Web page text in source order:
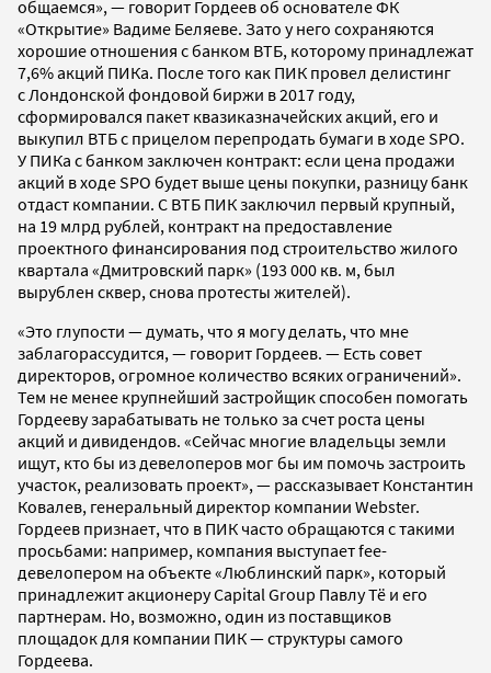
общаемся», — говорит Гордеев об основателе ФК
«Открытие» Вадиме Беляеве. Зато у него сохраняются
хорошие отношения с банком ВТБ, которому принадлежат
7,6% акций ПИКа. После того как ПИК провел делистинг
с Лондонской фондовой биржи в 2017 году,
сформировался пакет квазиказначейских акций, его и
выкупил ВТБ с прицелом перепродать бумаги в ходе SPO.
У ПИКа с банком заключен контракт: если цена продажи
акций в ходе SPO будет выше цены покупки, разницу банк
отдаст компании. С ВТБ ПИК заключил первый крупный,
на 19 млрд рублей, контракт на предоставление
проектного финансирования под строительство жилого
квартала «Дмитровский парк» (193 000 кв. м, был
вырублен сквер, снова протесты жителей).
«Это глупости — думать, что я могу делать, что мне
заблагорассудится, — говорит Гордеев. — Есть совет
директоров, огромное количество всяких ограничений».
Тем не менее крупнейший застройщик способен помогать
Гордееву зарабатывать не только за счет роста цены
акций и дивидендов. «Сейчас многие владельцы земли
ищут, кто бы из девелоперов мог бы им помочь застроить
участок, реализовать проект», — рассказывает Константин
Ковалев, генеральный директор компании Webster.
Гордеев признает, что в ПИК часто обращаются с такими
просьбами: например, компания выступает fee-
девелопером на объекте «Люблинский парк», который
принадлежит акционеру Capital Group Павлу Тё и его
партнерам. Но, возможно, один из поставщиков
площадок для компании ПИК — структуры самого
Гордеева.